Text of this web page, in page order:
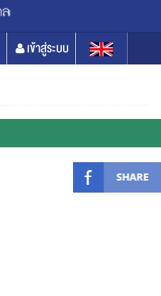
เข้าสู่ระบบ